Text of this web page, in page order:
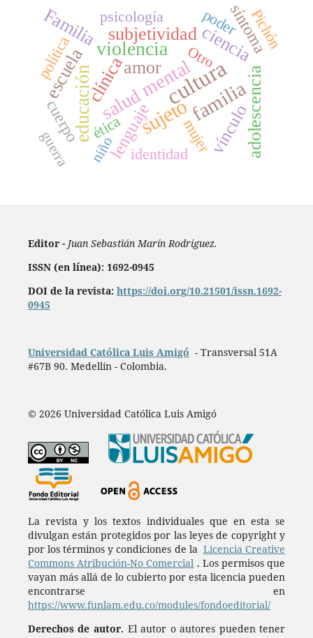
cultura
sujetofamilia
salud mental
educación
violencia
adolescencia
clínicaamor
subjetividad
escuela
ciencia
Familia
lenguaje vínculo
síntoma
cuerpo mujer
ética
Pichón
identidad
psicología poder
política Otro
guerra niño
Editor - Juan Sebastián Marín Rodríguez.
ISSN (en línea): 1692-0945
DOI de la revista: https://doi.org/10.21501/issn.1692-
0945
Universidad Católica Luis Amigó - Transversal 51A
#67B 90. Medellín - Colombia.
© 2026 Universidad Católica Luis Amigó
La revista y los textos individuales que en esta se
divulgan están protegidos por las leyes de copyright y
por los términos y condiciones de la Licencia Creative
Commons Atribución-No Comercial . Los permisos que
vayan más allá de lo cubierto por esta licencia pueden
encontrarse en
https://www.funlam.edu.co/modules/fondoeditorial/
Derechos de autor. El autor o autores pueden tener